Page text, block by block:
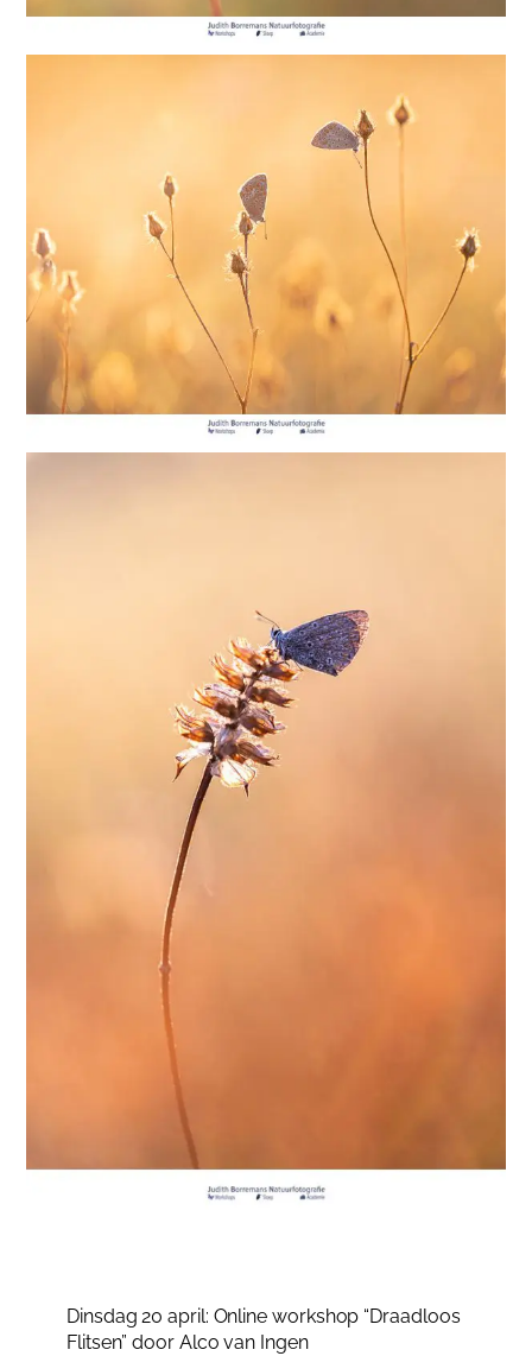
Dinsdag 20 april: Online workshop “Draadloos
Flitsen” door Alco van Ingen